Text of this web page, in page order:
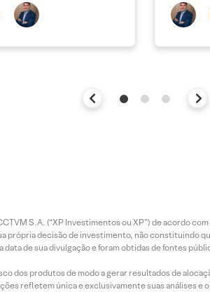
S.A. (“XP Investimentos ou XP”) de acordo
própria decisão de investimento, não constituindo
de sua divulgação e foram obtidas de fontes
dos produtos de modo a gerar resultados de
refletem única e exclusivamente suas análises